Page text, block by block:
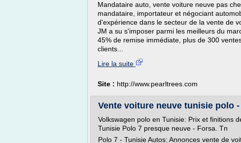
Mandataire auto, vente voiture neuve pas
mandataire, importateur et négociant
d'expérience dans le secteur de la vente de
JM a su s'imposer parmi les meilleurs du
45% de remise immédiate, plus de 300
clients...
Lire la suite
Site : http://www.pearltrees.com
Vente voiture neuve tunisie polo
Volkswagen polo en Tunisie: Prix et finitions
Tunisie Polo 7 presque neuve - Forsa. Tn
Polo 7 - Tunisie Autos: Annonces vente de